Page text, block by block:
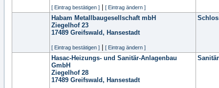
[ Eintrag bestätigen ] [ Eintrag ändern ]
Habam Metallbaugesellschaft mbH
Ziegelhof 23
17489 Greifswald, Hansestadt
[ Eintrag bestätigen ] [ Eintrag ändern ]
Hasac-Heizungs- und Sanitär-Anlagenbau
GmbH
Ziegelhof 28
17489 Greifswald, Hansestadt